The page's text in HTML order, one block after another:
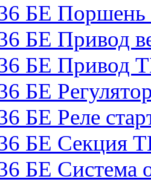
БЕ Поршень
БЕ Привод
БЕ Привод
БЕ
БЕ Реле
БЕ Секция
БЕ Система